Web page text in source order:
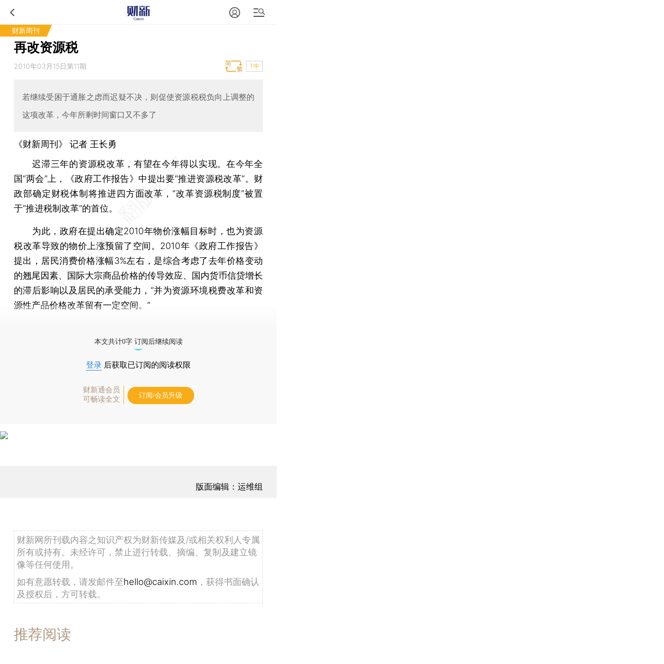
财新周刊
再改资源税
2010年03月15日第11期 T中
若继续受困于通胀之虑而迟疑不决，则促使资源税税负向上调整的
这项改革，今年所剩时间窗口又不多了
《财新周刊》 记者 王长勇
迟滞三年的资源税改革，有望在今年得以实现。在今年全
国“两会”上，《政府工作报告》中提出要“推进资源税改革”。财
政部确定财税体制将推进四方面改革，“改革资源税制度”被置
于“推进税制改革”的首位。
为此，政府在提出确定2010年物价涨幅目标时，也为资源
税改革导致的物价上涨预留了空间。2010年《政府工作报告》
提出，居民消费价格涨幅3%左右，是综合考虑了去年价格变动
的翘尾因素、国际大宗商品价格的传导效应、国内货币信贷增长
的滞后影响以及居民的承受能力，“并为资源环境税费改革和资
源性产品价格改革留有一定空间。”
本文共计0字 订阅后继续阅读
登录 后获取已订阅的阅读权限
财新通会员
可畅读全文
订阅/会员升级
版面编辑：运维组
财新网所刊载内容之知识产权为财新传媒及/或相关权利人专属
所有或持有。未经许可，禁止进行转载、摘编、复制及建立镜
像等任何使用。
如有意愿转载，请发邮件至hello@caixin.com ，获得书面确认
及授权后，方可转载。
推荐阅读